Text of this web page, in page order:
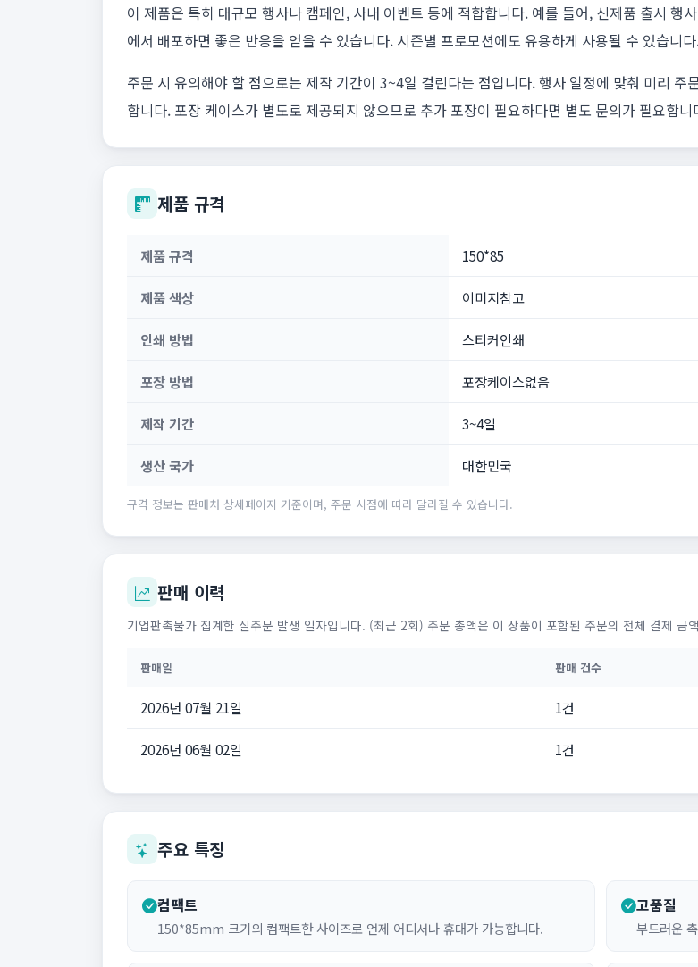
이 제품은 특히 대규모 행사나 캠페인, 사내 이벤트 등에 적합합니다. 예를 들어, 신제품 출시 행
에서 배포하면 좋은 반응을 얻을 수 있습니다. 시즌별 프로모션에도 유용하게 사용될 수 있습니
주문 시 유의해야 할 점으로는 제작 기간이 3~4일 걸린다는 점입니다. 행사 일정에 맞춰 미리
합니다. 포장 케이스가 별도로 제공되지 않으므로 추가 포장이 필요하다면 별도 문의가 필요합니
제품 규격
제품 규격 150*85
제품 색상 이미지참고
인쇄 방법 스티커인쇄
포장 방법 포장케이스없음
제작 기간 3~4일
생산 국가 대한민국
규격 정보는 판매처 상세페이지 기준이며, 주문 시점에 따라 달라질 수 있습니다.
판매 이력
기업판촉물가 집계한 실주문 발생 일자입니다. (최근 2회) 주문 총액은 이 상품이 포함된 주문의 전체 결제 금
판매일 판매 건수
2026년 07월 21일 1건
2026년 06월 02일 1건
주요 특징
컴팩트
150*85mm 크기의 컴팩트한 사이즈로 언제 어디서나 휴대가 가능합니다.
고품질
부드러운